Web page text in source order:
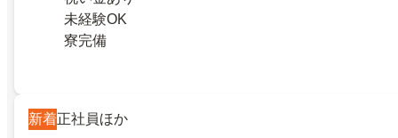
未経験OK
寮完備
新着正社員ほか